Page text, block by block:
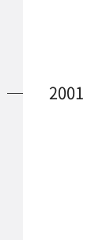
2001